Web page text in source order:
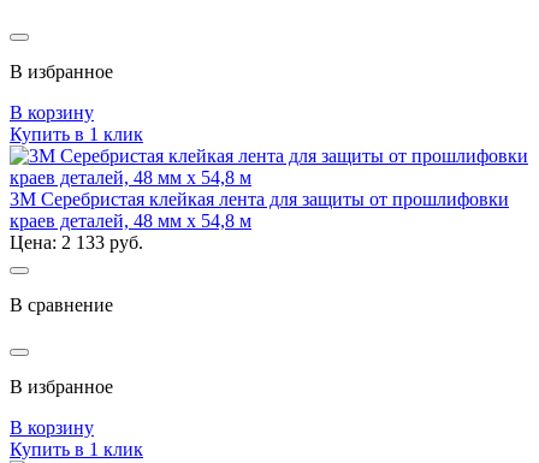
В избранное
В корзину
Купить в 1 клик
3M Серебристая клейкая лента для защиты от прошлифовки
краев деталей, 48 мм х 54,8 м
Цена: 2 133 руб.
В сравнение
В избранное
В корзину
Купить в 1 клик